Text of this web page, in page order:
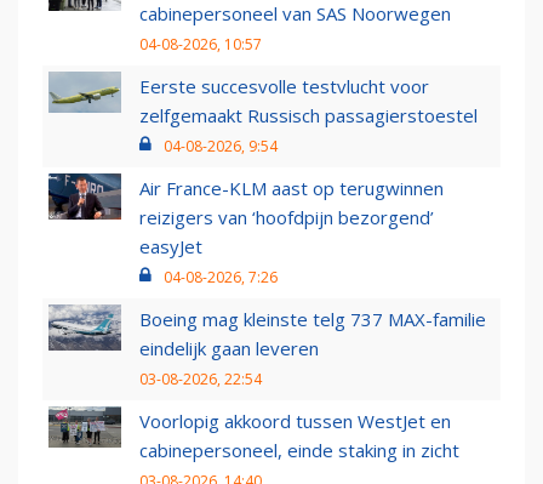
cabinepersoneel van SAS Noorwegen
04-08-2026, 10:57
Eerste succesvolle testvlucht voor
zelfgemaakt Russisch passagierstoestel
04-08-2026, 9:54
Air France-KLM aast op terugwinnen
reizigers van ‘hoofdpijn bezorgend’
easyJet
04-08-2026, 7:26
Boeing mag kleinste telg 737 MAX-familie
eindelijk gaan leveren
03-08-2026, 22:54
Voorlopig akkoord tussen WestJet en
cabinepersoneel, einde staking in zicht